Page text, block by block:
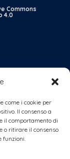
come i cookie per
Il consenso a
il comportamento di
o ritirare il consenso
funzioni.
Commons
4.0
alla
video,